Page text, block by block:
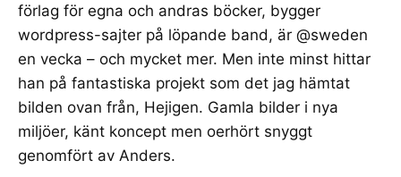
förlag för egna och andras böcker, bygger
wordpress-sajter på löpande band, är @sweden
en vecka – och mycket mer. Men inte minst hittar
han på fantastiska projekt som det jag hämtat
bilden ovan från, Hejigen. Gamla bilder i nya
miljöer, känt koncept men oerhört snyggt
genomfört av Anders.